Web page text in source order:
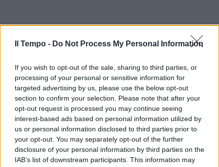
Il Tempo - Do Not Process My Personal Information
If you wish to opt-out of the sale, sharing to third parties, or
processing of your personal or sensitive information for
targeted advertising by us, please use the below opt-out
section to confirm your selection. Please note that after your
opt-out request is processed you may continue seeing
interest-based ads based on personal information utilized by
us or personal information disclosed to third parties prior to
your opt-out. You may separately opt-out of the further
disclosure of your personal information by third parties on the
IAB’s list of downstream participants. This information may